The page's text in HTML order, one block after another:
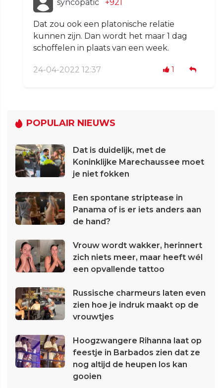
syncopatic +921
Dat zou ook een platonische relatie
kunnen zijn. Dan wordt het maar 1 dag
schoffelen in plaats van een week.
24-04-2022 12:37 1
POPULAIR NIEUWS
Dat is duidelijk, met de
Koninklijke Marechaussee moet
je niet fokken
Een spontane striptease in
Panama of is er iets anders aan
de hand?
Vrouw wordt wakker, herinnert
zich niets meer, maar heeft wél
een opvallende tattoo
Russische charmeurs laten even
zien hoe je indruk maakt op de
vrouwtjes
Hoogzwangere Rihanna laat op
feestje in Barbados zien dat ze
nog altijd de heupen los kan
gooien